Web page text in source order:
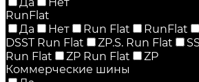
RunFlat
Да
Нет Run Flat RunFlat
DSST Run Flat
ZP.S. Run Flat
Run Flat
ZP Run Flat
ZP
Коммерческие шины